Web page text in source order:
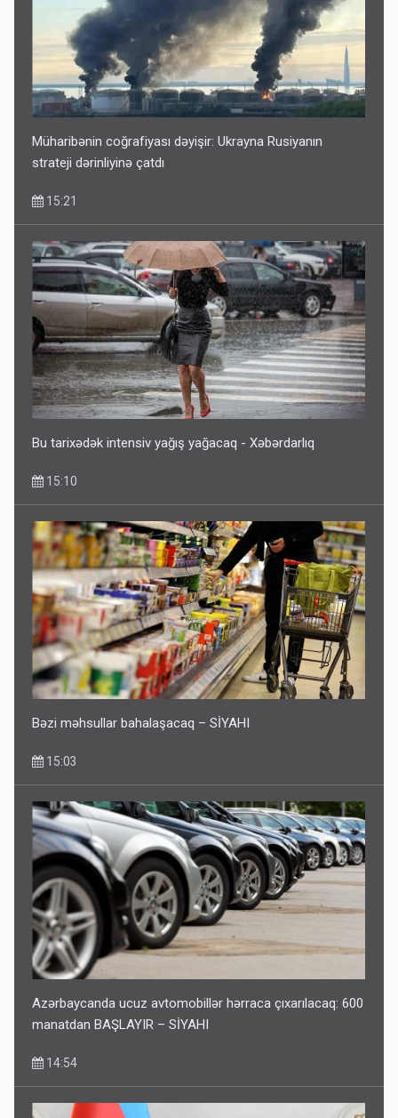
Müharibənin coğrafiyası dəyişir: Ukrayna Rusiyanın
strateji dərinliyinə çatdı
15:21
Bu tarixədək intensiv yağış yağacaq - Xəbərdarlıq
15:10
Bəzi məhsullar bahalaşacaq – SİYAHI
15:03
Azərbaycanda ucuz avtomobillər hərraca çıxarılacaq: 600
manatdan BAŞLAYIR – SİYAHI
14:54